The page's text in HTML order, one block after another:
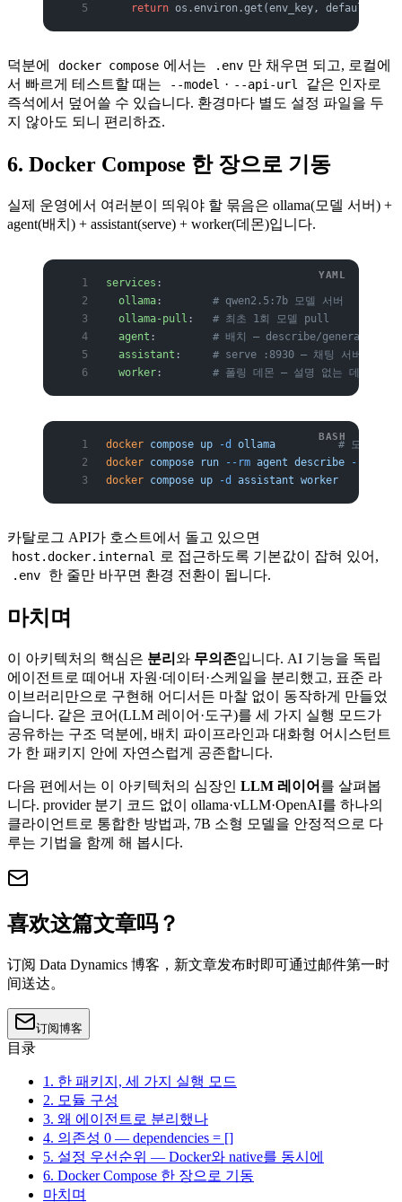
    return
os.environ.get(env_key, default)
덕분에 docker compose 에서는 .env 만 채우면 되고, 로컬에
서 빠르게 테스트할 때는
--model · --api-url
같은 인자로
즉석에서 덮어쓸 수 있습니다. 환경마다 별도 설정 파일을 두
지 않아도 되니 편리하죠.
6. Docker Compose 한 장으로 기동
실제 운영에서 여러분이 띄워야 할 묶음은 ollama(모델 서버) +
agent(배치) + assistant(serve) + worker(데몬)입니다.
services :
  ollama
: # qwen2.5:7b 모델 서버
  ollama-pull
: # 최초 1회 모델 pull
  agent
: # 배치 — describe/generate-all
  assistant
: # serve :8930 — 채팅 서버
  worker
: # 폴링 데몬 — 설명 없는 데이터셋
docker compose up -d ollama
# 모델 자
docker compose run --rm agent describe --urn
docker compose up -d assistant worker
카탈로그 API가 호스트에서 돌고 있으면
host.docker.internal 로 접근하도록 기본값이 잡혀 있어,
.env 한 줄만 바꾸면 환경 전환이 됩니다.
마치며
이 아키텍처의 핵심은 분리 와 무의존입니다. AI 기능을 독립
에이전트로 떼어내 자원·데이터·스케일을 분리했고, 표준 라
이브러리만으로 구현해 어디서든 마찰 없이 동작하게 만들었
습니다. 같은 코어(LLM 레이어·도구)를 세 가지 실행 모드가
공유하는 구조 덕분에, 배치 파이프라인과 대화형 어시스턴트
가 한 패키지 안에 자연스럽게 공존합니다.
다음 편에서는 이 아키텍처의 심장인 LLM 레이어 를 살펴봅
니다. provider 분기 코드 없이 ollama·vLLM·OpenAI를 하나의
클라이언트로 통합한 방법과, 7B 소형 모델을 안정적으로 다
루는 기법을 함께 해 봅시다.
喜欢这篇文章吗？
订阅 Data Dynamics 博客，新文章发布时即可通过邮件第一时
间送达。
订阅博客
目录
1. 한 패키지, 세 가지 실행 모드
2. 모듈 구성
3. 왜 에이전트로 분리했나
4. 의존성 0 — dependencies = []
5. 설정 우선순위 — Docker와 native를 동시에
6. Docker Compose 한 장으로 기동
마치며